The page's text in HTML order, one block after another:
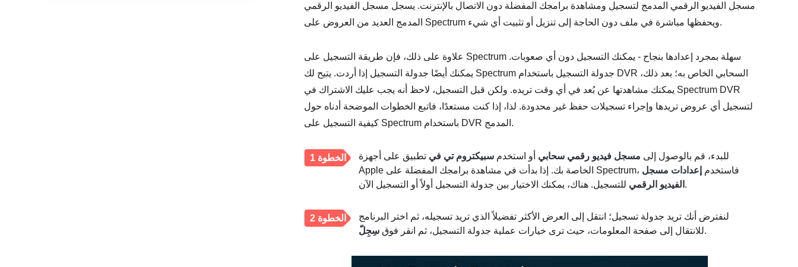
مسجل الفيديو الرقمي المدمج لتسجيل ومشاهدة برامجك المفضلة دون الاتصال بالإنترنت. يسجل مسجل الفيديو الرقمي
المدمج العديد من العروض على Spectrum ويحفظها مباشرة في ملف دون الحاجة إلى تنزيل أو تثبيت أي شيء.
علاوة على ذلك، فإن طريقة التسجيل على Spectrum سهلة بمجرد إعدادها بنجاح - يمكنك التسجيل دون أي صعوبات.
يمكنك أيضًا جدولة التسجيل إذا أردت. يتيح لك Spectrum جدولة التسجيل باستخدام DVR السحابي الخاص به؛ بعد ذلك،
يمكنك مشاهدتها عن بُعد في أي وقت تريده. ولكن قبل التسجيل، لاحظ أنه يجب عليك الاشتراك في Spectrum DVR
لتسجيل أي عروض تريدها وإجراء تسجيلات حفظ غير محدودة. لذا، إذا كنت مستعدًا، فاتبع الخطوات الموضحة أدناه حول
كيفية التسجيل على Spectrum باستخدام DVR المدمج.
الخطوة 1 للبدء، قم بالوصول إلى مسجل فيديو رقمي سحابي أو استخدم سبيكتروم تي في تطبيق على أجهزة
Apple الخاصة بك. إذا بدأت في مشاهدة برامجك المفضلة على Spectrum، فاستخدم إعدادات مسجل
الفيديو الرقمي للتسجيل. هناك، يمكنك الاختيار بين جدولة التسجيل أولاً أو التسجيل الآن.
الخطوة 2
لنفترض أنك تريد جدولة تسجيل؛ انتقل إلى العرض الأكثر تفضيلاً الذي تريد تسجيله، ثم اختر البرنامج
للانتقال إلى صفحة المعلومات، حيث ترى خيارات عملية جدولة التسجيل، ثم انقر فوق سِجِلّ .